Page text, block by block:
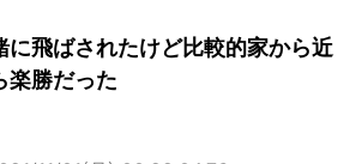
に飛ばされたけど比較的家から近
楽勝だった